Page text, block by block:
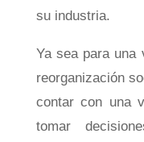
su industria.
Ya sea para una
reorganización
contar con una
tomar